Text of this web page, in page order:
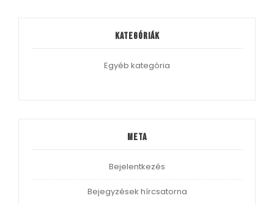
Kategóriák
Egyéb kategória
Meta
Bejelentkezés
Bejegyzések hírcsatorna